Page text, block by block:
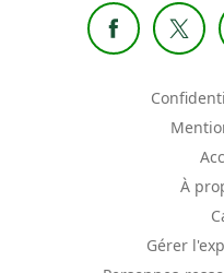
À
Gérer